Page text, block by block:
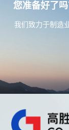
您准备好了
我们致力于制造